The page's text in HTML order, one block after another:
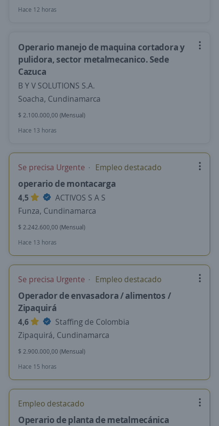
Hace 12 horas
Operario manejo de maquina cortadora y
pulidora, sector metalmecanico. Sede
Cazuca
B Y V SOLUTIONS S.A.
Soacha, Cundinamarca
$ 2.100.000,00 (Mensual)
Hace 13 horas
Se precisa Urgente Empleo destacado
operario de montacarga
4,5
ACTIVOS S A S
Funza, Cundinamarca
$ 2.242.600,00 (Mensual)
Hace 13 horas
Se precisa Urgente Empleo destacado
Operador de envasadora / alimentos /
Zipaquirá
4,6
Staffing de Colombia
Zipaquirá, Cundinamarca
$ 2.900.000,00 (Mensual)
Hace 15 horas
Empleo destacado
Operario de planta de metalmecánica